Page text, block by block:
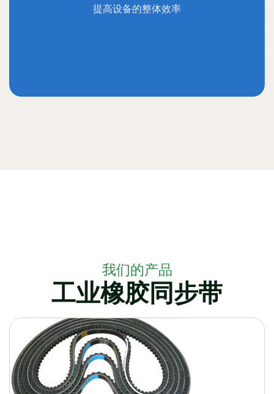
提高设备的整体效率
我们的产品
工业橡胶同步带